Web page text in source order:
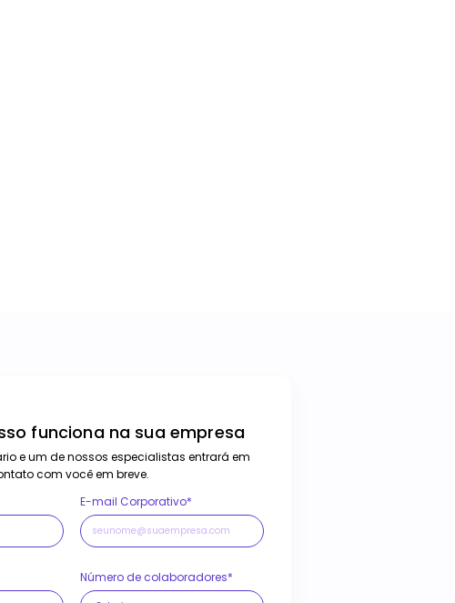
funciona na sua empresa
e um de nossos especialistas entrará em
com você em breve.
E-mail Corporativo*
Número de colaboradores*